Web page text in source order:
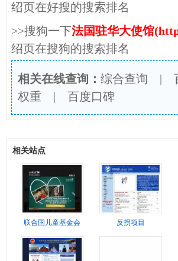
绍页在好搜的搜索排名
>>搜狗一下法国驻华大使馆
绍页在搜狗的搜索排名
相关在线查询： 综合查询 |
权重 | 百度口碑
相关站点
联合国儿童基金会 反拐项目